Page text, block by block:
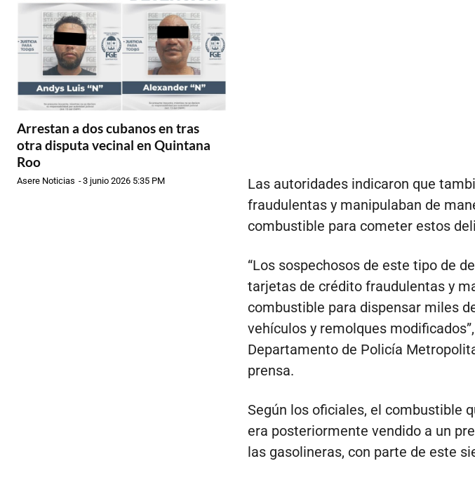
Arrestan a dos cubanos en tras
otra disputa vecinal en Quintana
Roo
Asere Noticias -3 junio 2026 5:35 PM
Las autoridades indicaron que
fraudulentas y manipulaban de
combustible para cometer estos
“Los sospechosos de este tipo de
tarjetas de crédito fraudulentas y
combustible para dispensar miles
vehículos y remolques
Departamento de Policía
prensa.
Según los oficiales, el combustible
era posteriormente vendido a un
las gasolineras, con parte de este